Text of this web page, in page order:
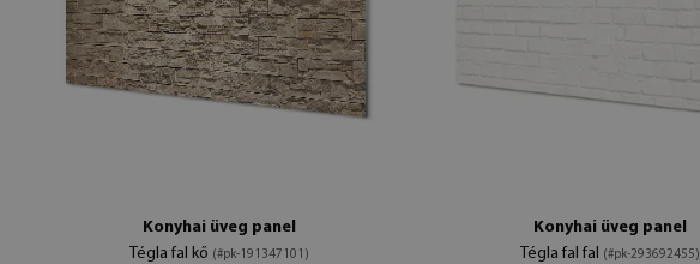
Konyhai üveg panel
Tégla fal kő (#pk-191347101)
Konyhai üveg panel
Tégla fal fal (#pk-293692455)